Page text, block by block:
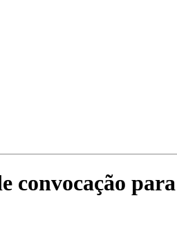
convocação